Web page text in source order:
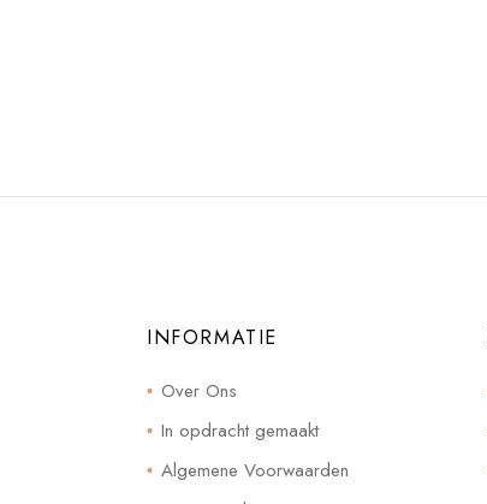
INFORMATIE
Over Ons
In opdracht gemaakt
Algemene Voorwaarden